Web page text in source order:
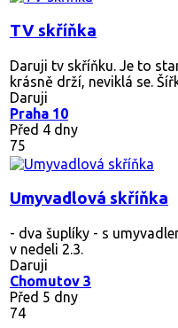
TV skříňka
Daruji tv skříňku. Je to
krásně drží, neviklá se.
Daruji
Praha 10
Před 4 dny
75
Umyvadlová skříňka
- dva šuplíky - s
v nedeli 2.3.
Daruji
Chomutov 3
Před 5 dny
74